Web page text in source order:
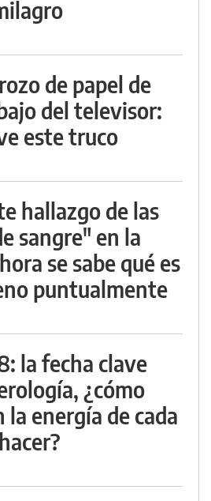
de papel de
del televisor:
este truco
hallazgo de las
sangre" en la
se sabe qué es
puntualmente
la fecha clave
¿cómo
la energía de cada